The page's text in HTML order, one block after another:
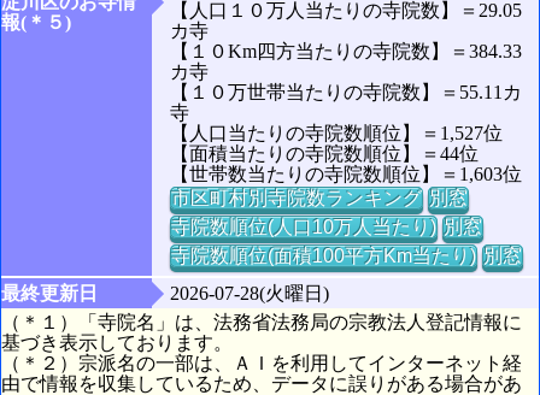
報(＊５)
【人口１０万人当たりの寺院数】＝29.05
カ寺
【１０Km四方当たりの寺院数】＝384.33
カ寺
【１０万世帯当たりの寺院数】＝55.11カ
寺
【人口当たりの寺院数順位】＝1,527位
【面積当たりの寺院数順位】＝44位
【世帯数当たりの寺院数順位】＝1,603位
市区町村別寺院数ランキング 別窓
寺院数順位(人口10万人当たり) 別窓
寺院数順位(面積100平方Km当たり) 別窓
最終更新日
2026-07-28(火曜日)
（＊１）「寺院名」は、法務省法務局の宗教法人登記情報に
基づき表示しております。
（＊２）宗派名の一部は、ＡＩを利用してインターネット経
由で情報を収集しているため、データに誤りがある場合があ